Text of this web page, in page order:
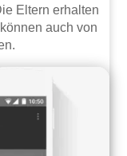
Eltern erhalten
auch von